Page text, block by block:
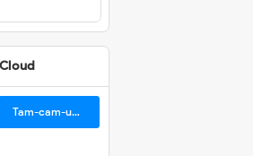
Tam-cam-ung-Samkoon